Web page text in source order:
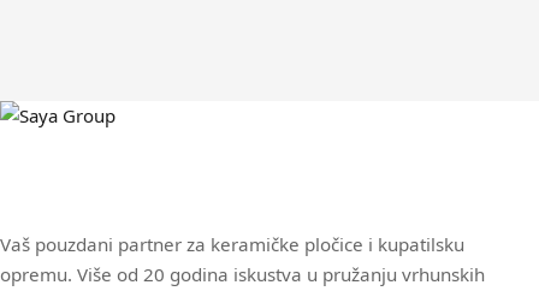
Vaš pouzdani partner za keramičke pločice i kupatilsku
opremu. Više od 20 godina iskustva u pružanju vrhunskih